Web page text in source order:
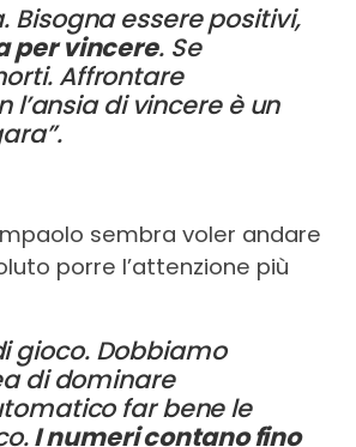
Bisogna essere positivi,
per vincere. Se
Affrontare
l’ansia di vincere è un
sembra voler andare
porre l’attenzione più
gioco. Dobbiamo
di dominare
far bene le
I numeri contano fino